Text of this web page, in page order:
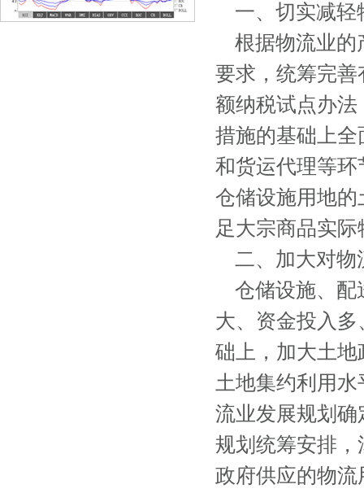
一、切实减轻
根据物流业的
要求，统筹完
额纳税试点办
措施的基础上
和货运代理等
仓储设施用地
足大宗商品实
二、加大对物
仓储设施、配
大、资金投入
础上，加大土
土地集约利用
流业发展规划
规划统筹安排
政府供应的物